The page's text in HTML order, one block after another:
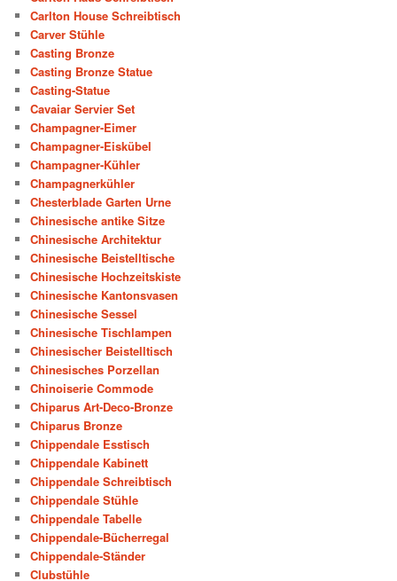
Carlton House Schreibtisch
Carver Stühle
Casting Bronze
Casting Bronze Statue
Casting-Statue
Cavaiar Servier Set
Champagner-Eimer
Champagner-Eiskübel
Champagner-Kühler
Champagnerkühler
Chesterblade Garten Urne
Chinesische antike Sitze
Chinesische Architektur
Chinesische Beistelltische
Chinesische Hochzeitskiste
Chinesische Kantonsvasen
Chinesische Sessel
Chinesische Tischlampen
Chinesischer Beistelltisch
Chinesisches Porzellan
Chinoiserie Commode
Chiparus Art-Deco-Bronze
Chiparus Bronze
Chippendale Esstisch
Chippendale Kabinett
Chippendale Schreibtisch
Chippendale Stühle
Chippendale Tabelle
Chippendale-Bücherregal
Chippendale-Ständer
Clubstühle